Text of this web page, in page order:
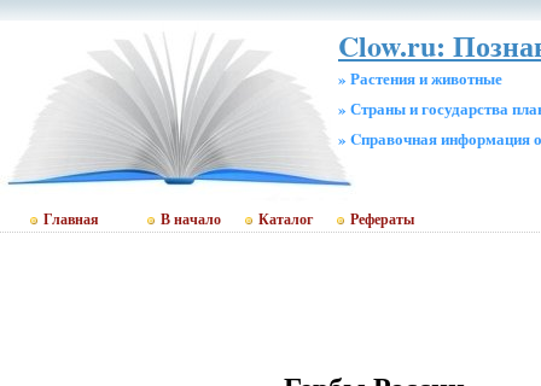
Clow.ru:
» Растения и животные
» Страны и государства
» Cправочная информация
Главная В начало Каталог Рефераты